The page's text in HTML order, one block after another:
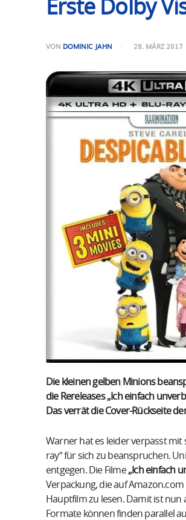
Erste Dolby
VON DOMINIC JAHN 28. MÄRZ 2017
Die kleinen gelben Minions
die Rereleases „Ich einfach
Das verrät die Cover-Rückseite
Warner hat es leider verpasst mit
ray“ für sich zu beanspruchen.
entgegen. Die Filme„Ich einfach
Verpackung, die auf
Hauptfilm zu lesen. Damit ist nun
Formate können finden parallel